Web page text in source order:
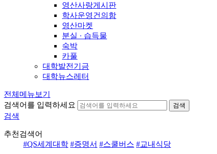
영산사랑게시판
학사운영건의함
영산마켓
분실 · 습득물
숙박
카풀
대학발전기금
대학뉴스레터
전체메뉴보기
검색어를 입력하세요
검색
검색
추천검색어
#QS세계대학 #증명서 #스쿨버스 #교내식당